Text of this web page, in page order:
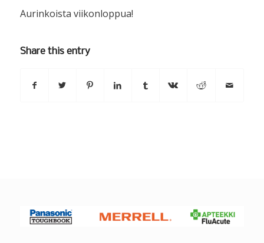
Aurinkoista viikonloppua!
Share this entry